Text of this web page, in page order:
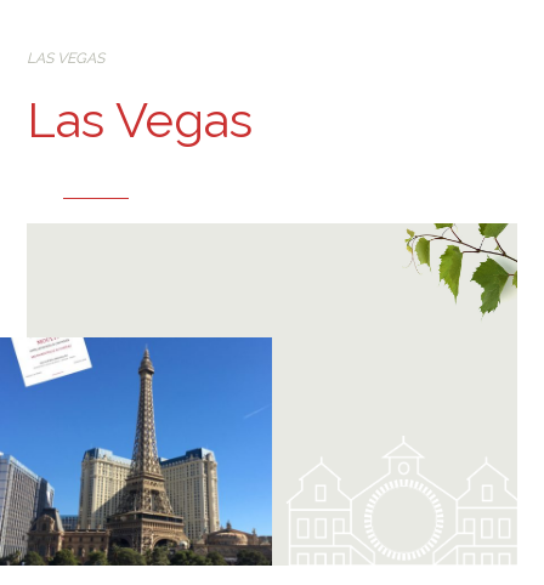
LAS VEGAS
Las Vegas